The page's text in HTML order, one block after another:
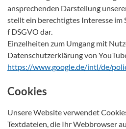
ansprechenden Darstellung
stellt ein berechtigtes Interesse im
f DSGVO dar.
Einzelheiten zum Umgang mit
Datenschutzerklärung von
https://www.google.de/intl/de/
Cookies
Unsere Website verwendet
Textdateien, die Ihr Webbrowser